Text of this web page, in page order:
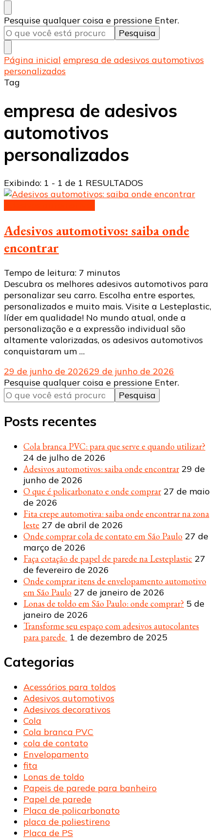
Procurando
algo?
Pesquise qualquer coisa e pressione Enter.
Página inicial empresa de adesivos automotivos
personalizados
Tag
empresa de adesivos
automotivos
personalizados
Exibindo: 1 - 1 de 1 RESULTADOS
Adesivos automotivos: saiba onde
encontrar
Tempo de leitura: 7 minutos
Descubra os melhores adesivos automotivos para
personalizar seu carro. Escolha entre esportes,
personalizados e muito mais. Visite a Lesteplastic,
líder em qualidade! No mundo atual, onde a
personalização e a expressão individual são
altamente valorizadas, os adesivos automotivos
conquistaram um …
29 de junho de 202629 de junho de 2026
Procurando
algo?
Pesquise qualquer coisa e pressione Enter.
Posts recentes
Cola branca PVC: para que serve e quando utilizar?
24 de julho de 2026
Adesivos automotivos: saiba onde encontrar 29 de
junho de 2026
O que é policarbonato e onde comprar 27 de maio
de 2026
Fita crepe automotiva: saiba onde encontrar na zona
leste 27 de abril de 2026
Onde comprar cola de contato em São Paulo 27 de
março de 2026
Faça cotação de papel de parede na Lesteplastic 27
de fevereiro de 2026
Onde comprar itens de envelopamento automotivo
em São Paulo 27 de janeiro de 2026
Lonas de toldo em São Paulo: onde comprar? 5 de
janeiro de 2026
Transforme seu espaço com adesivos autocolantes
para parede 1 de dezembro de 2025
Categorias
Acessórios para toldos
Adesivos automotivos
Adesivos decorativos
Cola
Cola branca PVC
cola de contato
Envelopamento
fita
Lonas de toldo
Papeis de parede para banheiro
Papel de parede
Placa de policarbonato
placa de poliestireno
Placa de PS